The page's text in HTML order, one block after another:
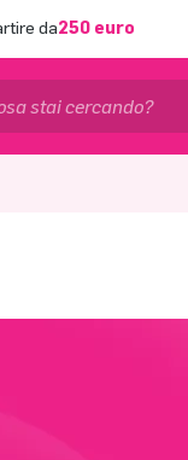
da250 euro